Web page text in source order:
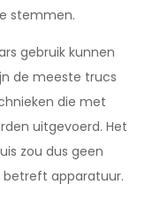
stemmen.
gebruik kunnen
de meeste trucs
die met
uitgevoerd. Het
zou dus geen
apparatuur.